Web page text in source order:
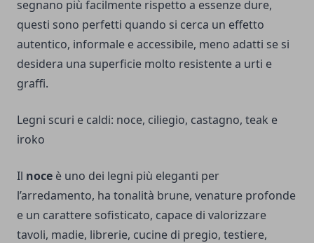
segnano più facilmente rispetto a essenze dure,
questi sono perfetti quando si cerca un effetto
autentico, informale e accessibile, meno adatti se si
desidera una superficie molto resistente a urti e
graffi.
Legni scuri e caldi: noce, ciliegio, castagno, teak e
iroko
Il noce è uno dei legni più eleganti per
l’arredamento, ha tonalità brune, venature profonde
e un carattere sofisticato, capace di valorizzare
tavoli, madie, librerie, cucine di pregio, testiere,